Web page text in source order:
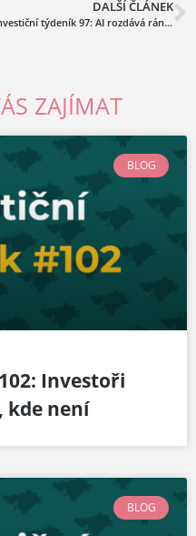
DALŠÍ ČLÁNEK
Investiční týdeník 97: AI rozdává rány, víra a 36 % navrch
ZAJÍMAT
BLOG
Investoři
kde není
BLOG